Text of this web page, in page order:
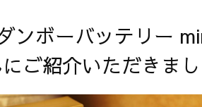
ンボーバッテリー
ご紹介いただきま